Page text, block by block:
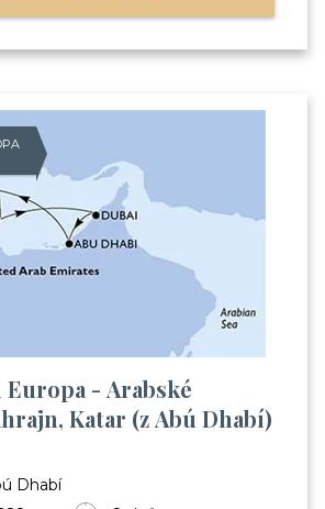
Europa - Arabské
Katar (z Abú Dhabí)
Dhabí